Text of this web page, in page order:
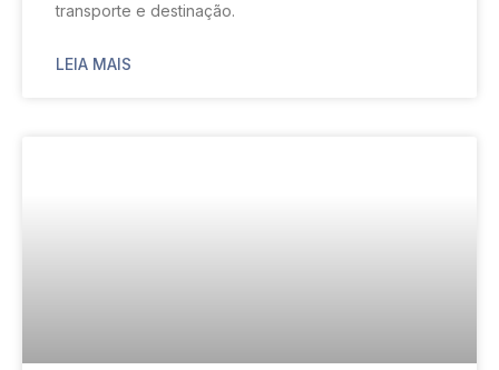
transporte e destinação.
LEIA MAIS